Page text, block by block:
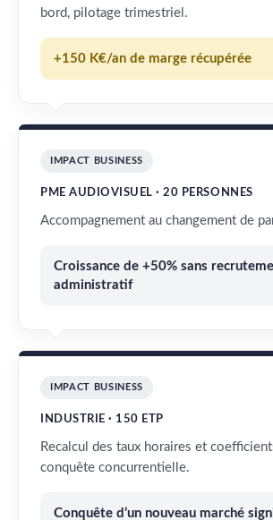
bord, pilotage trimestriel.
+150 K€/an de marge récupérée
IMPACT BUSINESS
PME AUDIOVISUEL · 20 PERSONNES
Accompagnement au changement de
Croissance de +50% sans
administratif
IMPACT BUSINESS
INDUSTRIE · 150 ETP
Recalcul des taux horaires et
conquête concurrentielle.
Conquête d’un nouveau marché